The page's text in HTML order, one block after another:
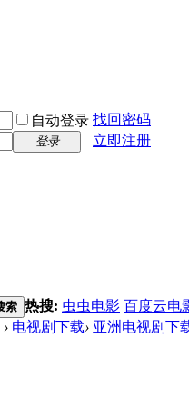
自动登录 找回密码
登录
立即注册
索 热搜: 虫虫电影 百度云电
› 电视剧下载› 亚洲电视剧下